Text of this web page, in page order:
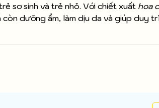
sơ sinh và trẻ nhỏ. Với chiết xuất hoa
còn dưỡng ẩm, làm dịu da và giúp duy